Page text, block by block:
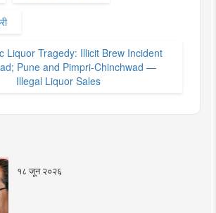
Liquor Tragedy: Illicit Brew Incident
Pune and Pimpri-Chinchwad —
Illegal Liquor Sales
१८ जून २०२६